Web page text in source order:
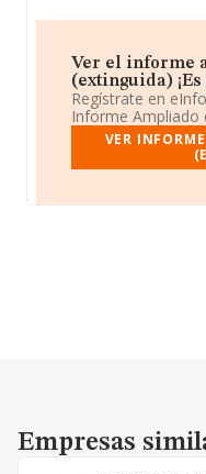
Ver el informe
(extinguida)
Regístrate en
Informe Ampliado
VER
Empresas similares
Empresas